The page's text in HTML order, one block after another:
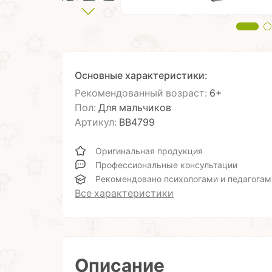
Основные характеристики:
Рекомендованный возраст: 6+
Пол: Для мальчиков
Артикул: ВВ4799
Оригинальная продукция
Профессиональные консультации
Рекомендовано психологами и
Все характеристики
Описание